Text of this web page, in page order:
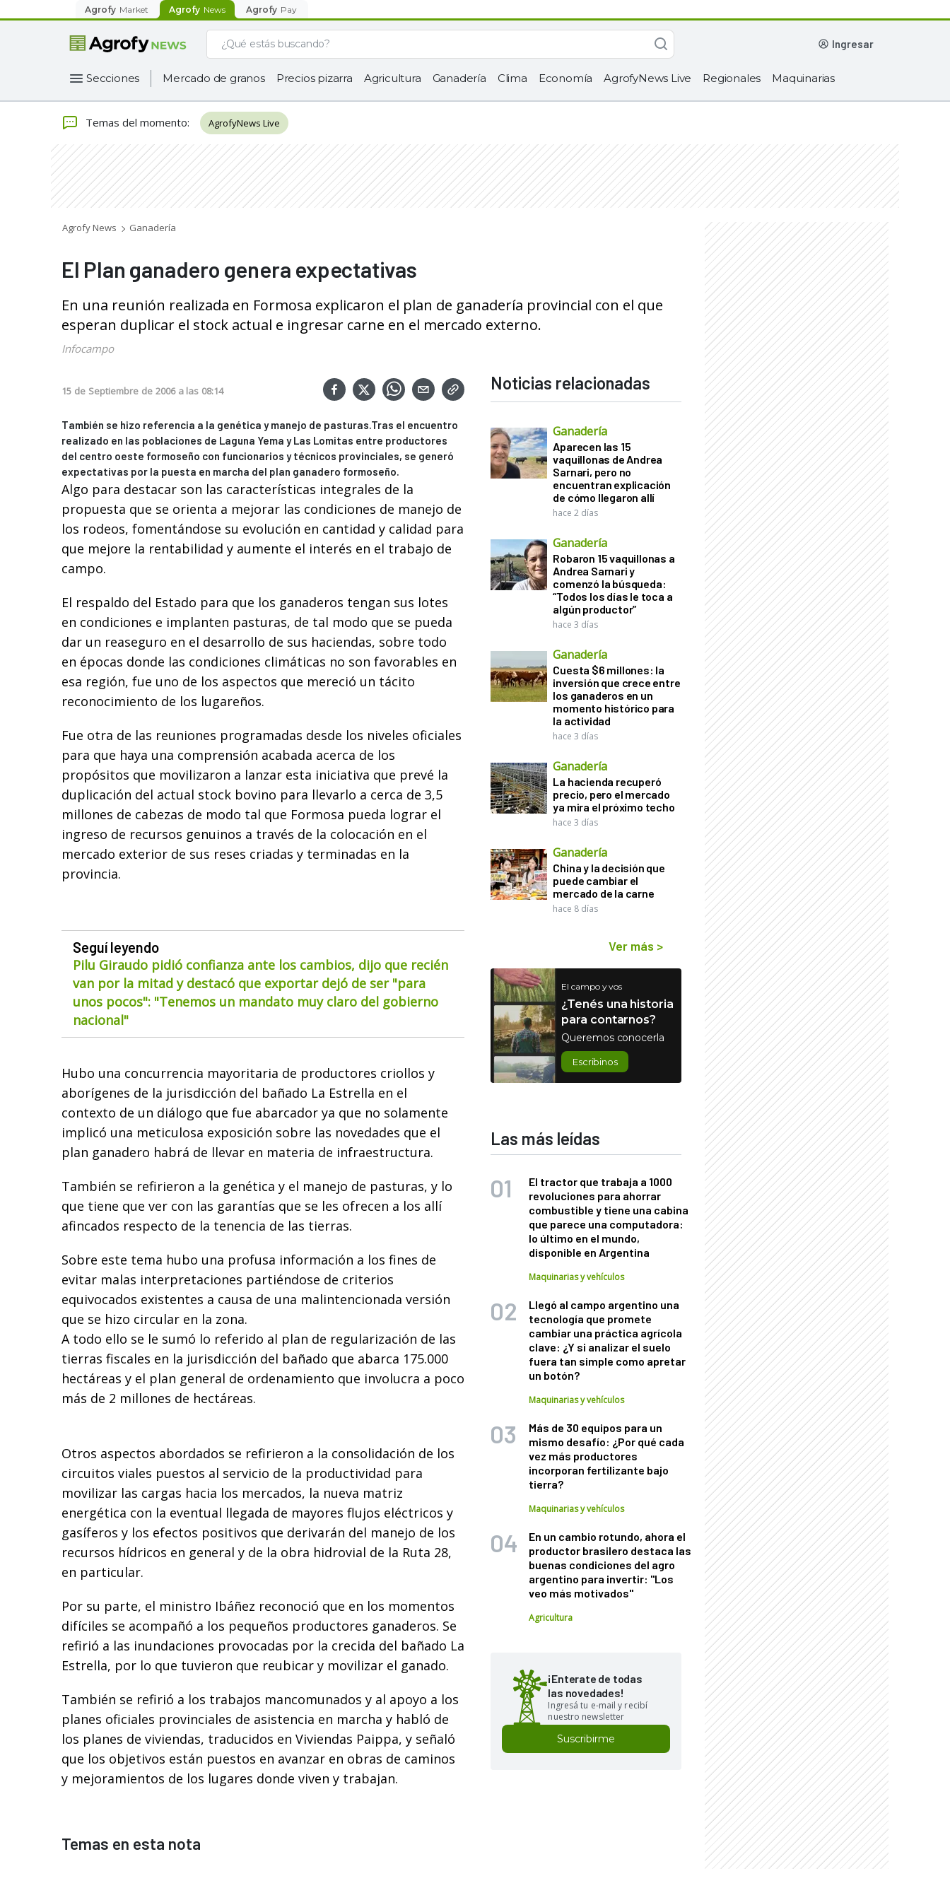
Agrofy Market Agrofy News Agrofy Pay
ingresar
Secciones Mercado de granos Precios pizarra Agricultura Ganadería Clima Economía AgrofyNews Live Regionales Maquinarias
Temas del momento: AgrofyNews Live
Agrofy News Ganadería
El Plan ganadero genera expectativas
En una reunión realizada en Formosa explicaron el plan de ganadería provincial con el que
esperan duplicar el stock actual e ingresar carne en el mercado externo.
Infocampo
15 de Septiembre de 2006 a las 08:14
También se hizo referencia a la genética y manejo de pasturas.Tras el encuentro
realizado en las poblaciones de Laguna Yema y Las Lomitas entre productores
del centro oeste formoseño con funcionarios y técnicos provinciales, se generó
expectativas por la puesta en marcha del plan ganadero formoseño.
Algo para destacar son las características integrales de la
propuesta que se orienta a mejorar las condiciones de manejo de
los rodeos, fomentándose su evolución en cantidad y calidad para
que mejore la rentabilidad y aumente el interés en el trabajo de
campo.
El respaldo del Estado para que los ganaderos tengan sus lotes
en condiciones e implanten pasturas, de tal modo que se pueda
dar un reaseguro en el desarrollo de sus haciendas, sobre todo
en épocas donde las condiciones climáticas no son favorables en
esa región, fue uno de los aspectos que mereció un tácito
reconocimiento de los lugareños.
Fue otra de las reuniones programadas desde los niveles oficiales
para que haya una comprensión acabada acerca de los
propósitos que movilizaron a lanzar esta iniciativa que prevé la
duplicación del actual stock bovino para llevarlo a cerca de 3,5
millones de cabezas de modo tal que Formosa pueda lograr el
ingreso de recursos genuinos a través de la colocación en el
mercado exterior de sus reses criadas y terminadas en la
provincia.
Seguí leyendo
Pilu Giraudo pidió confianza ante los cambios, dijo que recién
van por la mitad y destacó que exportar dejó de ser "para
unos pocos": "Tenemos un mandato muy claro del gobierno
nacional"
Hubo una concurrencia mayoritaria de productores criollos y
aborígenes de la jurisdicción del bañado La Estrella en el
contexto de un diálogo que fue abarcador ya que no solamente
implicó una meticulosa exposición sobre las novedades que el
plan ganadero habrá de llevar en materia de infraestructura.
También se refirieron a la genética y el manejo de pasturas, y lo
que tiene que ver con las garantías que se les ofrecen a los allí
afincados respecto de la tenencia de las tierras.
Sobre este tema hubo una profusa información a los fines de
evitar malas interpretaciones partiéndose de criterios
equivocados existentes a causa de una malintencionada versión
que se hizo circular en la zona.
A todo ello se le sumó lo referido al plan de regularización de las
tierras fiscales en la jurisdicción del bañado que abarca 175.000
hectáreas y el plan general de ordenamiento que involucra a poco
más de 2 millones de hectáreas.
Otros aspectos abordados se refirieron a la consolidación de los
circuitos viales puestos al servicio de la productividad para
movilizar las cargas hacia los mercados, la nueva matriz
energética con la eventual llegada de mayores flujos eléctricos y
gasíferos y los efectos positivos que derivarán del manejo de los
recursos hídricos en general y de la obra hidrovial de la Ruta 28,
en particular.
Por su parte, el ministro Ibáñez reconoció que en los momentos
difíciles se acompañó a los pequeños productores ganaderos. Se
refirió a las inundaciones provocadas por la crecida del bañado La
Estrella, por lo que tuvieron que reubicar y movilizar el ganado.
También se refirió a los trabajos mancomunados y al apoyo a los
planes oficiales provinciales de asistencia en marcha y habló de
los planes de viviendas, traducidos en Viviendas Paippa, y señaló
que los objetivos están puestos en avanzar en obras de caminos
y mejoramientos de los lugares donde viven y trabajan.
Noticias relacionadas
Ganadería
Aparecen las 15
vaquillonas de Andrea
Sarnari, pero no
encuentran explicación
de cómo llegaron allí
hace 2 días
Ganadería
Robaron 15 vaquillonas a
Andrea Sarnari y
comenzó la búsqueda:
“Todos los días le toca a
algún productor”
hace 3 días
Ganadería
Cuesta $6 millones: la
inversión que crece entre
los ganaderos en un
momento histórico para
la actividad
hace 3 días
Ganadería
La hacienda recuperó
precio, pero el mercado
ya mira el próximo techo
hace 3 días
Ganadería
China y la decisión que
puede cambiar el
mercado de la carne
hace 8 días
Ver más >
El campo y vos
¿Tenés una historia
para contarnos?
Queremos conocerla
Escribinos
Las más leídas
El tractor que trabaja a 1000
revoluciones para ahorrar
combustible y tiene una cabina
que parece una computadora:
lo último en el mundo,
disponible en Argentina
Maquinarias y vehículos
Llegó al campo argentino una
tecnología que promete
cambiar una práctica agrícola
clave: ¿Y si analizar el suelo
fuera tan simple como apretar
un botón?
Maquinarias y vehículos
Más de 30 equipos para un
mismo desafío: ¿Por qué cada
vez más productores
incorporan fertilizante bajo
tierra?
Maquinarias y vehículos
En un cambio rotundo, ahora el
productor brasilero destaca las
buenas condiciones del agro
argentino para invertir: "Los
veo más motivados"
Agricultura
¡Enterate de todas
las novedades!
Ingresá tu e-mail y recibí
nuestro newsletter
Suscribirme
Temas en esta nota